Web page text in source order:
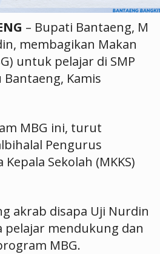
– Bupati Bantaeng, M
membagikan Makan
untuk pelajar di SMP
Kamis
MBG ini, turut
Pengurus
Sekolah (MKKS)
akrab disapa Uji Nurdin
pelajar mendukung dan
MBG.